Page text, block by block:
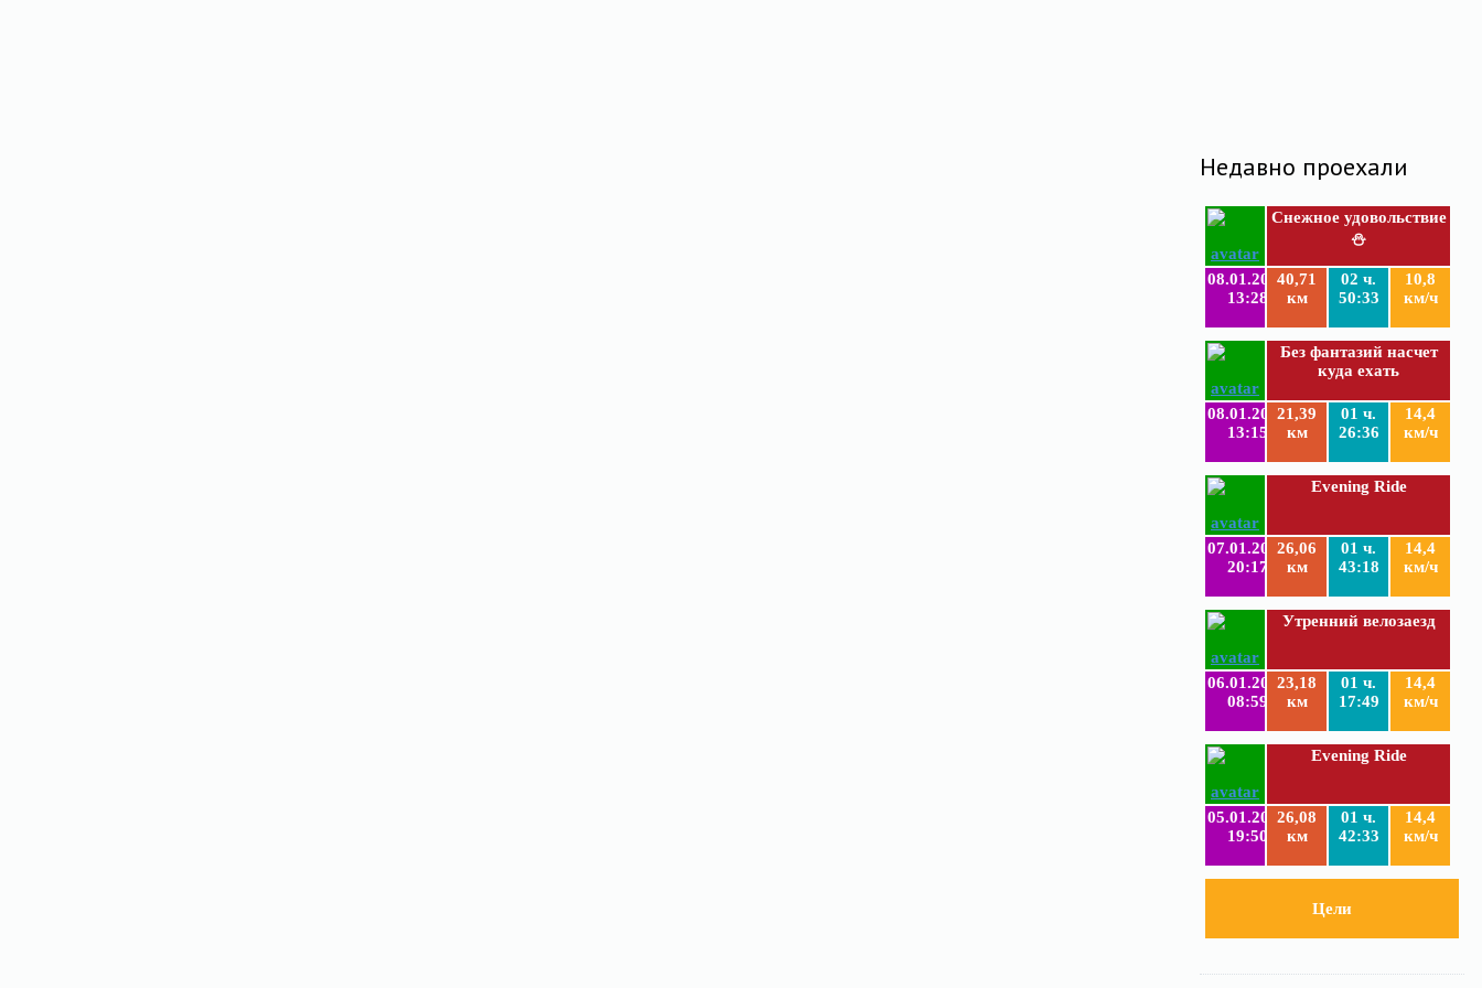
Недавно проехали
Снежное удовольствие
⛄
08.01.2019
13:28
40,71
км
02 ч.
50:33
10,8
км/ч
Без фантазий насчет
куда ехать
08.01.2019
13:15
21,39
км
01 ч.
26:36
14,4
км/ч
Evening Ride
07.01.2019
20:17
26,06
км
01 ч.
43:18
14,4
км/ч
Утренний велозаезд
06.01.2019
08:59
23,18
км
01 ч.
17:49
14,4
км/ч
Evening Ride
05.01.2019
19:50
26,08
км
01 ч.
42:33
14,4
км/ч
Цели